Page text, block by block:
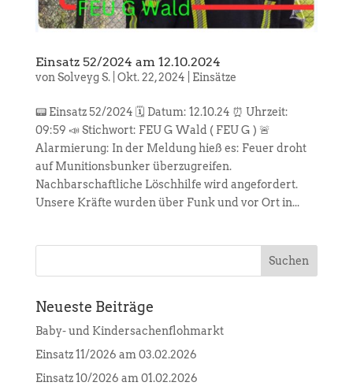
Einsatz 52/2024 am 12.10.2024
vonSolveyg S.| Okt. 22, 2024 Einsätze
📟 Einsatz 52/2024 🗓️ Datum: 12.10.24 ⏰ Uhrzeit:
09:59 📣 Stichwort: FEU G Wald ( FEU G ) 🚨
Alarmierung: In der Meldung hieß es: Feuer droht
auf Munitionsbunker überzugreifen.
Nachbarschaftliche Löschhilfe wird angefordert.
Unsere Kräfte wurden über Funk und vor Ort in...
Neueste Beiträge
Baby- und Kindersachenflohmarkt
Einsatz 11/2026 am 03.02.2026
Einsatz 10/2026 am 01.02.2026